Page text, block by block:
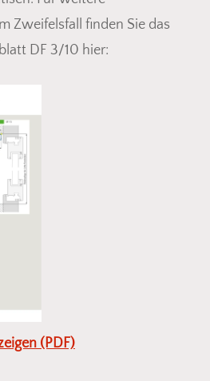
Warenkorb.
Go To Shop
Zweifelsfall finden Sie das
DF 3/10 hier:
(PDF)